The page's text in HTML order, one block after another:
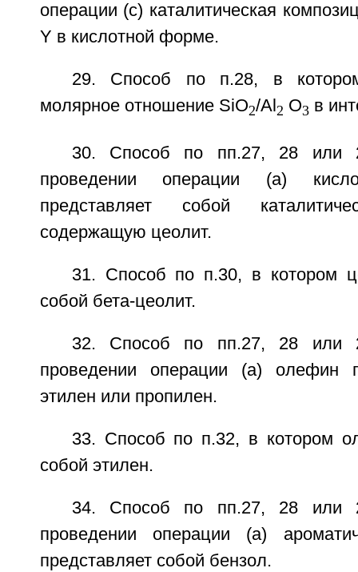
операции (с) каталитическая
Y в кислотной форме.
29. Способ по п.28, в
молярное отношение SiO2/Al 2 O3 в
30. Способ по пп.27, 28 или
проведении операции (а)
представляет собой
содержащую цеолит.
31. Способ по п.30, в котором
собой бета-цеолит.
32. Способ по пп.27, 28 или
проведении операции (а) олефин
этилен или пропилен.
33. Способ по п.32, в котором
собой этилен.
34. Способ по пп.27, 28 или
проведении операции (а)
представляет собой бензол.